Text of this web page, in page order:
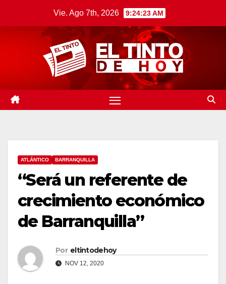
Vie. Ago 7th, 2026 9:24:25 AM
ATLÁNTICO BARRANQUILLA
“Será un referente de
crecimiento económico
de Barranquilla”
Por eltintodehoy
NOV 12, 2020